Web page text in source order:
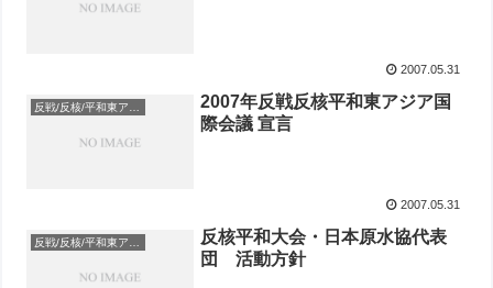
2007.05.31
2007年反戦反核平和東アジア国
際会議 宣言
2007.05.31
反核平和大会・日本原水協代表
団 活動方針